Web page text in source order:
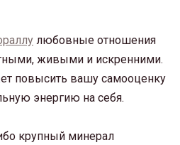
любовные отношения
живыми и искренними.
повысить вашу самооценку
энергию на себя.
крупный минерал